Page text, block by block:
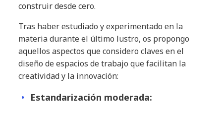
construir desde cero.
Tras haber estudiado y experimentado en la
materia durante el último lustro, os propongo
aquellos aspectos que considero claves en el
diseño de espacios de trabajo que facilitan la
creatividad y la innovación:
Estandarización moderada: